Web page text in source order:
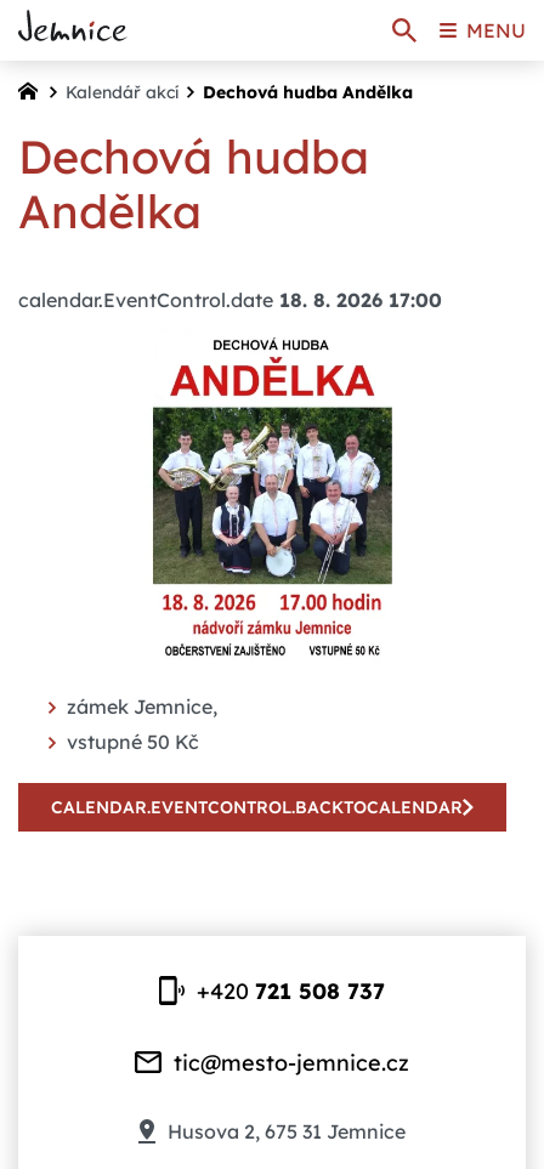
Kalendář akcí Dechová hudba Andělka
Dechová hudba
Andělka
calendar.EventControl.date 18. 8. 2026 17:00
zámek Jemnice,
vstupné 50 Kč
CALENDAR.EVENTCONTROL.BACKTOCALENDAR
+420721 508 737
tic@mesto-jemnice.cz
Husova 2, 675 31 Jemnice
MENU